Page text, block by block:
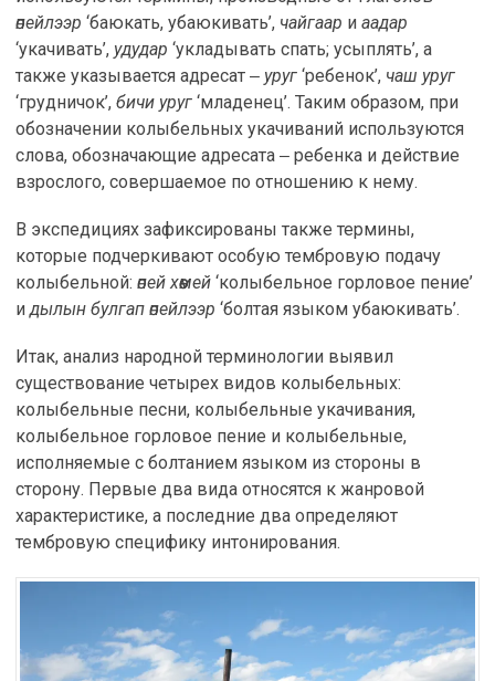
өпейлээр ‘баюкать, убаюкивать’, чайгаар и аадар
‘укачивать’, удудар ‘укладывать спать; усыплять’, а
также указывается адресат ‒ уруг ‘ребенок’, чаш уруг
‘грудничок’, бичи уруг ‘младенец’. Таким образом, при
обозначении колыбельных укачиваний используются
слова, обозначающие адресата ‒ ребенка и действие
взрослого, совершаемое по отношению к нему.
В экспедициях зафиксированы также термины,
которые подчеркивают особую тембровую подачу
колыбельной: өпей хөөмей ‘колыбельное горловое пение’
идылын булгап өпейлээр ‘болтая языком убаюкивать’.
Итак, анализ народной терминологии выявил
существование четырех видов колыбельных:
колыбельные песни, колыбельные укачивания,
колыбельное горловое пение и колыбельные,
исполняемые с болтанием языком из стороны в
сторону. Первые два вида относятся к жанровой
характеристике, а последние два определяют
тембровую специфику интонирования.